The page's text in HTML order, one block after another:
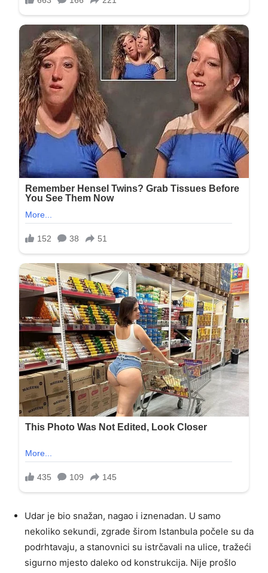
Udar je bio snažan, nagao i iznenadan. U samo
nekoliko sekundi, zgrade širom Istanbula počele su da
podrhtavaju, a stanovnici su istrčavali na ulice, tražeći
sigurno mjesto daleko od konstrukcija. Nije prošlo